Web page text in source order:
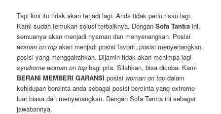
Tapi kini itu tidak akan terjadi lagi. Anda tidak perlu risau lagi.
Kami sudah temukan solusi terbaiknya. DenganSofa Tantra ini,
semuanya akan menjadi nyaman dan menyenangkan. Posisi
woman on top akan menjadi posisi favorit, posisi menyenangkan,
posisi yang menggairahkan. Dijamin tidak akan menimpa lagi
syndrome woman on top bagi pria. Silahkan, bisa dicoba. Kami
BERANI MEMBERI GARANSI posisi woman on top dalam
kehidupan bercinta anda sebagai posisi bercinta yang extreme
luar biasa dan menyenangkan. Dengan Sofa Tantra ini sebagai
jawabannya.